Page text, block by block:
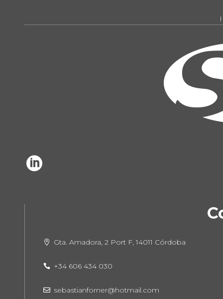

 Gta. Amadora, 2 Port F, 14011 Córdoba
 +34 606 434 030
 sebastianforner@hotmail.com